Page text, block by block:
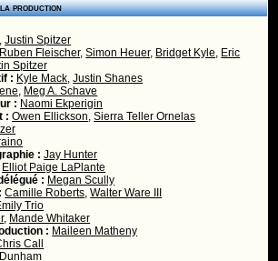
la production
,Justin Spitzer
Ruben Fleischer,Simon Heuer, Bridget Kyle, Eric
Spitzer
: Kyle Mack,Justin Shanes
, Meg A. Schave
: Naomi Ekperigin
:Owen Ellickson,Sierra Teller Ornelas
:Jay Hunter
Elliot Paige LaPlante
: Megan Scully
Camille Roberts,Walter Ware III
Trio
, Mande Whitaker
: Maileen Matheny
Call